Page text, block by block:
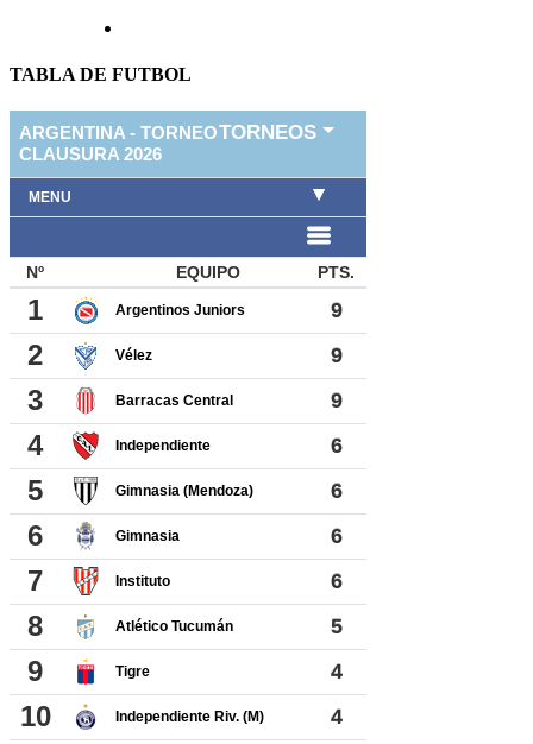
TABLA DE FUTBOL